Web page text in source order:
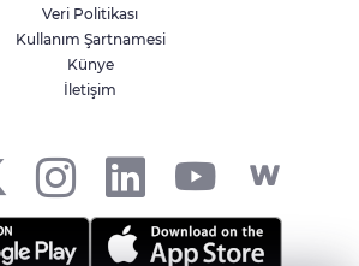
Avantaj Elde Etti
Veri Politikası
Kullanım Şartnamesi
Künye
İletişim